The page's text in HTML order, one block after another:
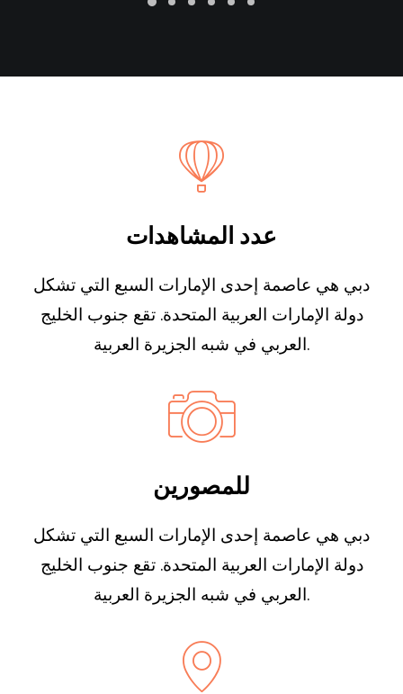
عدد المشاهدات
دبي هي عاصمة إحدى الإمارات السبع التي تشكل
دولة الإمارات العربية المتحدة. تقع جنوب الخليج
العربي في شبه الجزيرة العربية.
للمصورين
دبي هي عاصمة إحدى الإمارات السبع التي تشكل
دولة الإمارات العربية المتحدة. تقع جنوب الخليج
العربي في شبه الجزيرة العربية.